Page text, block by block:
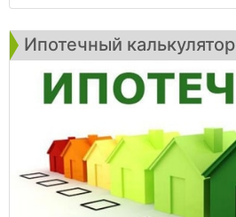
Ипотечный калькулятор